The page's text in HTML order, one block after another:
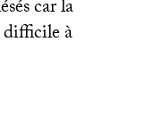
car la
à